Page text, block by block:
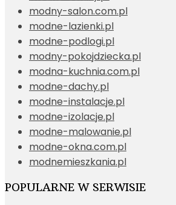
modny-salon.com.pl
modne-lazienki.pl
modne-podlogi.pl
modny-pokojdziecka.pl
modna-kuchnia.com.pl
modne-dachy.pl
modne-instalacje.pl
modne-izolacje.pl
modne-malowanie.pl
modne-okna.com.pl
modnemieszkania.pl
POPULARNE W SERWISIE